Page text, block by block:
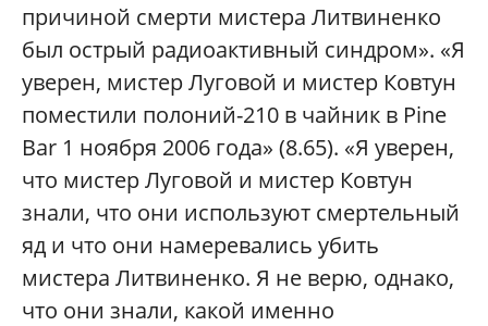
причиной смерти мистера Литвиненко
был острый радиоактивный синдром». «Я
уверен, мистер Луговой и мистер Ковтун
поместили полоний-210 в чайник в Pine
Bar 1 ноября 2006 года» (8.65). «Я уверен,
что мистер Луговой и мистер Ковтун
знали, что они используют смертельный
яд и что они намеревались убить
мистера Литвиненко. Я не верю, однако,
что они знали, какой именно